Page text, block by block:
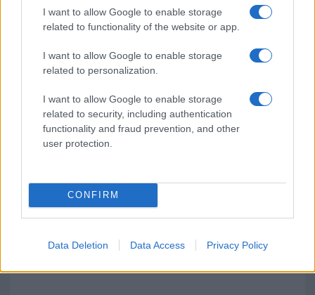
I want to allow Google to enable storage
related to functionality of the website or app.
I want to allow Google to enable storage
related to personalization.
I want to allow Google to enable storage
related to security, including authentication
functionality and fraud prevention, and other
user protection.
CONFIRM
Data Deletion Data Access Privacy Policy
Incendio nella notte a Olbia, a fuoco due furgoni
vigili del fuoco a Rudalza
Ristorante distrutto dalle fiamme a La
Le previsioni meteo per il weekend a Olbia e in